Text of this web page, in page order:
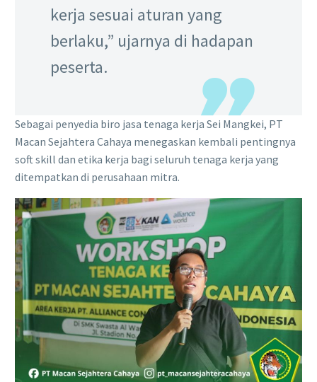
kerja sesuai aturan yang
berlaku,” ujarnya di hadapan
peserta.
Sebagai penyedia biro jasa tenaga kerja Sei Mangkei, PT
Macan Sejahtera Cahaya menegaskan kembali pentingnya
soft skill dan etika kerja bagi seluruh tenaga kerja yang
ditempatkan di perusahaan mitra.